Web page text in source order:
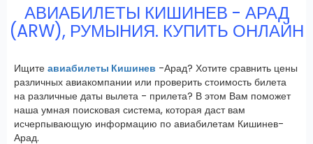
АВИАБИЛЕТЫ КИШИНЕВ - АРАД
(ARW), РУМЫНИЯ. КУПИТЬ ОНЛАЙН
Ищите авиабилеты Кишинев -Арад? Хотите сравнить цены
различных авиакомпании или проверить стоимость билета
на различные даты вылета - прилета? В этом Вам поможет
наша умная поисковая система, которая даст вам
исчерпывающую информацию по авиабилетам Кишинев-
Арад.